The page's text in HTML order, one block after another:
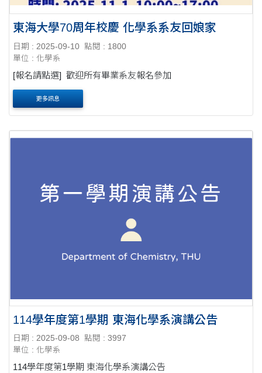
東海大學70周年校慶 化學系系友回娘家
日期 : 2025-09-10 點閱 : 1800
單位 : 化學系
[報名請點選] 歡迎所有畢業系友報名參加
更多訊息
114學年度第1學期 東海化學系演講公告
日期 : 2025-09-08
點閱 : 3997
單位 : 化學系
114學年度第1學期 東海化學系演講公告